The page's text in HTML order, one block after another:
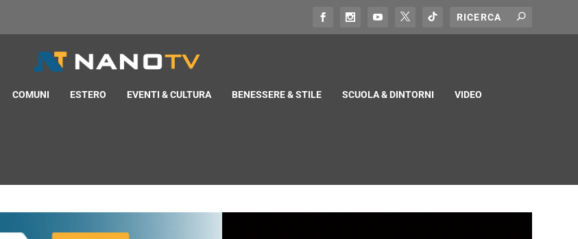
COMUNI ESTERO EVENTI & CULTURA BENESSERE & STILE SCUOLA & DINTORNI VIDEO